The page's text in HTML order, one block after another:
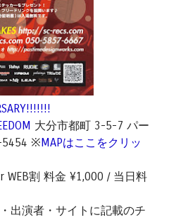
大分市都町 3-5-7 パー
5454 ※MAPはここをクリッ
割 料金 ¥1,000 / 当日料
・出演者・サイトに記載のチ